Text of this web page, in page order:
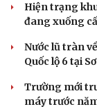
Hiện trạng
đang xuống
Nước lũ tràn
Quốc lộ 6 tại
Trường mới
máy trước